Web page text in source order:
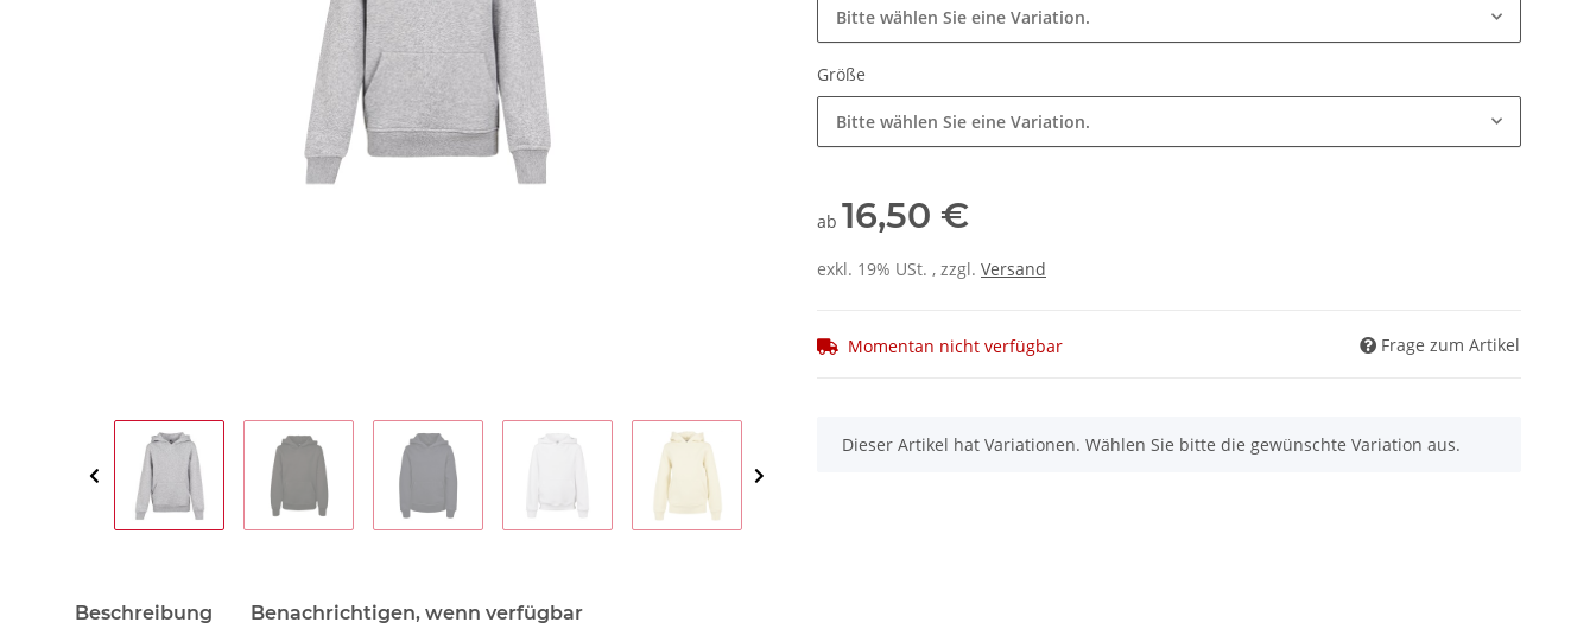
Bitte wählen Sie eine Variation.
Größe
Bitte wählen Sie eine Variation.
ab 16,50 €
exkl. 19% USt. , zzgl. Versand
Momentan nicht verfügbar Frage zum Artikel
x
Dieser Artikel hat Variationen. Wählen Sie bitte die gewünschte Variation aus.
Beschreibung Benachrichtigen, wenn verfügbar